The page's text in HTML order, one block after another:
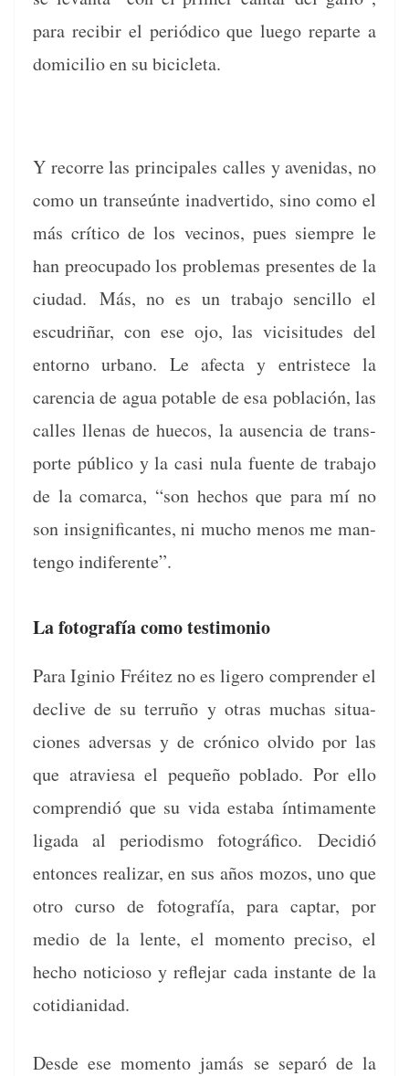
para recibir el per­iódi­co que luego reparte a
domi­cilio en su bicicleta.
Y recorre las prin­ci­pales calles y avenidas, no
como un transeúnte inad­ver­tido, sino como el
más críti­co de los veci­nos, pues siem­pre le
han pre­ocu­pa­do los prob­le­mas pre­sentes de la
ciu­dad. Más, no es un tra­ba­jo sen­cil­lo el
escu­d­riñar, con ese ojo, las vicisi­tudes del
entorno urbano. Le afec­ta y entris­tece la
caren­cia de agua potable de esa población, las
calles llenas de hue­cos, la ausen­cia de trans­
porte públi­co y la casi nula fuente de tra­ba­jo
de la comar­ca, “son hechos que para mí no
son insignif­i­cantes, ni mucho menos me man­
ten­go indiferente”.
La fotografía como testimonio
Para Iginio Fréitez no es ligero com­pren­der el
declive de su ter­ruño y otras muchas situa­
ciones adver­sas y de cróni­co olvi­do por las
que atraviesa el pequeño pobla­do. Por ello
com­prendió que su vida esta­ba ínti­ma­mente
lig­a­da al peri­odis­mo fotográ­fi­co. Decidió
entonces realizar, en sus años mozos, uno que
otro cur­so de fotografía, para cap­tar, por
medio de la lente, el momen­to pre­ciso, el
hecho noti­cioso y refle­jar cada instante de la
cotidianidad.
Des­de ese momen­to jamás se sep­a­ró de la